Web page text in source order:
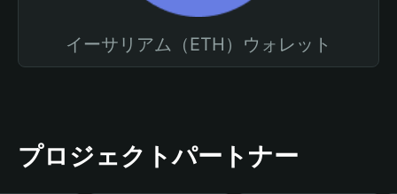
イーサリアム（ETH）ウォレット
プロジェクトパートナー